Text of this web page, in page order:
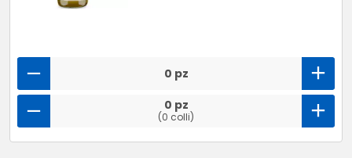
0 pz
0 pz
(0 colli)